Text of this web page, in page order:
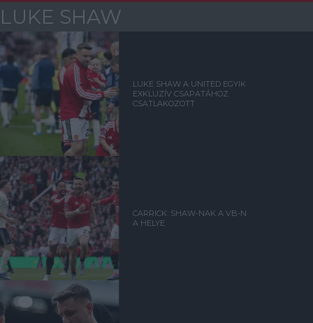
LUKE SHAW
LUKE SHAW A UNITED EGYIK
EXKLUZÍV CSAPATÁHOZ
CSATLAKOZOTT
CARRICK: SHAW-NAK A VB-N
A HELYE